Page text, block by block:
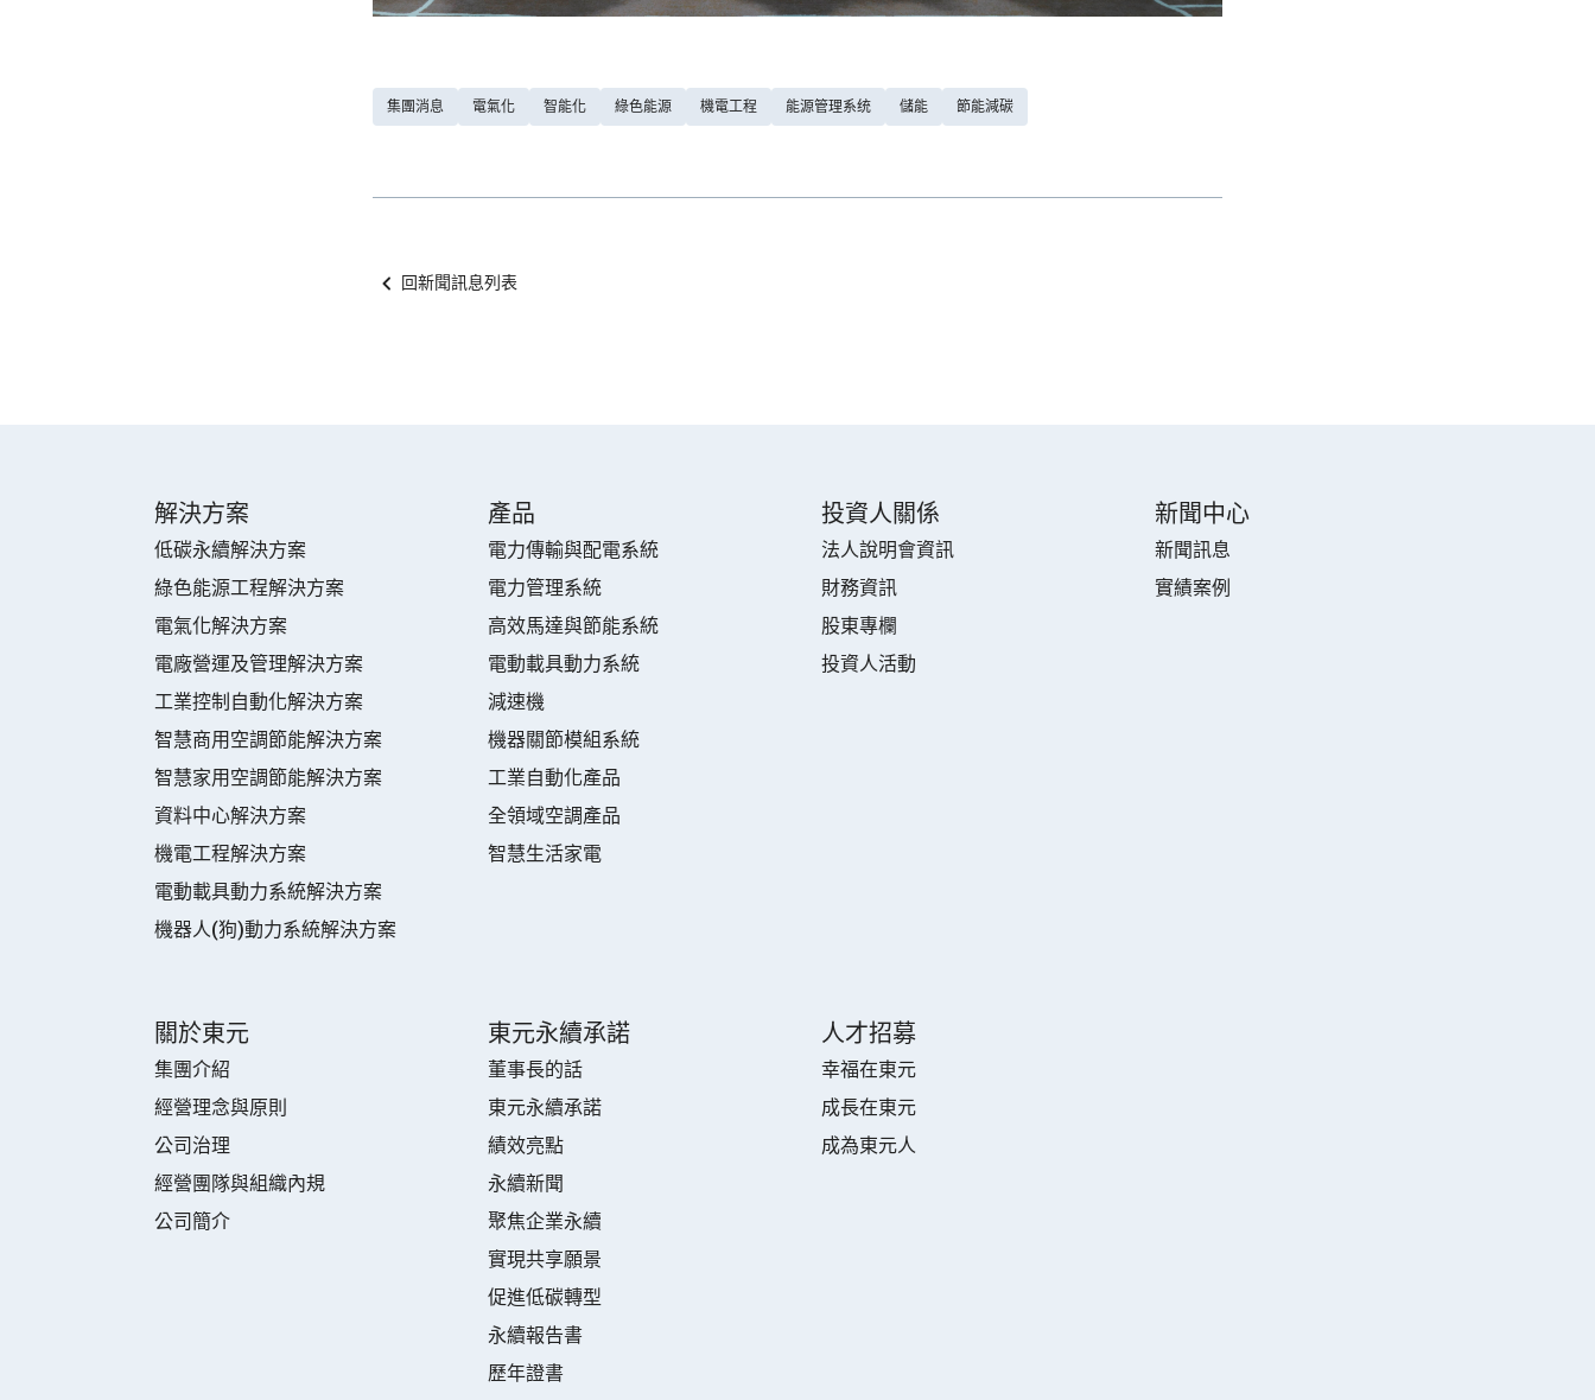
集團消息 電氣化 智能化 綠色能源 機電工程 能源管理系统 儲能 節能減碳
回新聞訊息列表
解決方案
低碳永續解決方案
綠色能源工程解決方案
電氣化解決方案
電廠營運及管理解決方案
工業控制自動化解決方案
智慧商用空調節能解決方案
智慧家用空調節能解決方案
資料中心解決方案
機電工程解決方案
電動載具動力系統解決方案
機器人(狗)動力系統解決方案
產品
電力傳輸與配電系統
電力管理系統
高效馬達與節能系統
電動載具動力系統
減速機
機器關節模組系統
工業自動化產品
全領域空調產品
智慧生活家電
投資人關係
法人說明會資訊
財務資訊
股東專欄
投資人活動
新聞中心
新聞訊息
實績案例
關於東元
集團介紹
經營理念與原則
公司治理
經營團隊與組織內規
公司簡介
東元永續承諾
董事長的話
東元永續承諾
績效亮點
永續新聞
聚焦企業永續
實現共享願景
促進低碳轉型
永續報告書
歷年證書
人才招募
幸福在東元
成長在東元
成為東元人